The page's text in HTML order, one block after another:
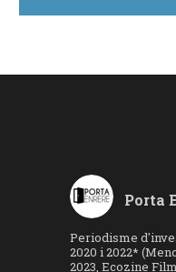
Porta
Periodisme
2020 i 2022*
2023, Ecozine